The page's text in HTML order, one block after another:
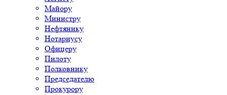
Майору
Министру
Нефтянику
Нотариусу
Офицеру
Пилоту
Полковнику
Председателю
Прокурору